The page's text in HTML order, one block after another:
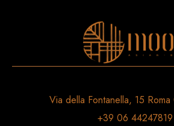
Via della Fontanella, 15
+39 06 44247819